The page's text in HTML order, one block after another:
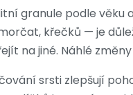
granule podle věku
křečků — je
na jiné. Náhlé
srsti zlepšují